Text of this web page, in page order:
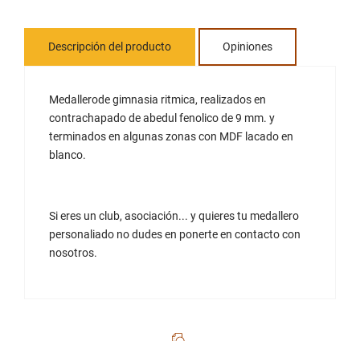
Descripción del producto Opiniones
Medallerode gimnasia ritmica, realizados en
contrachapado de abedul fenolico de 9 mm. y
terminados en algunas zonas con MDF lacado en
blanco.
Si eres un club, asociación... y quieres tu medallero
personaliado no dudes en ponerte en contacto con
nosotros.